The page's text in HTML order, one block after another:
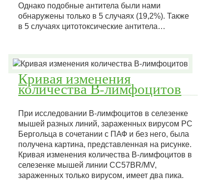
Однако подобные антитела были нами
обнаружены только в 5 случаях (19,2%). Также
в 5 случаях цитотоксические антитела…
Кривая изменения
количества В-лимфоцитов
При исследовании В-лимфоцитов в селезенке
мышей разных линий, зараженных вирусом PC
Бергольца в сочетании с ПАФ и без него, была
получена картина, представленная на рисунке.
Кривая изменения количества В-лимфоцитов в
селезенке мышей линии CC57BR/MV,
зараженных только вирусом, имеет два пика.